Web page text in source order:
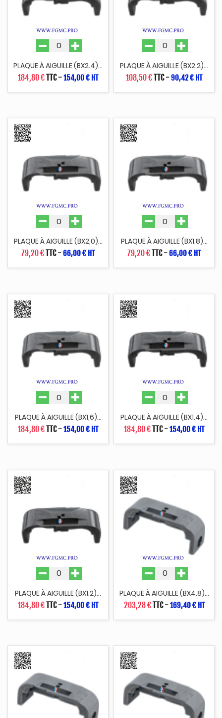
PLAQUE À AIGUILLE (BX2.4)...
184,80 €TTC-154,00 € HT
PLAQUE À AIGUILLE (BX2.2)...
108,50 €TTC-90,42 € HT
PLAQUE À AIGUILLE (BX2,0)...
79,20 €TTC-66,00 € HT
PLAQUE À AIGUILLE (BX1.8)...
79,20 €TTC-66,00 € HT
PLAQUE À AIGUILLE (BX1,6)...
184,80 €TTC-154,00 € HT
PLAQUE À AIGUILLE (BX1.4)...
184,80 €TTC-154,00 € HT
PLAQUE À AIGUILLE (BX1.2)...
184,80 €TTC-154,00 € HT
PLAQUE À AIGUILLE (BX4.8)...
203,28 €TTC-169,40 € HT